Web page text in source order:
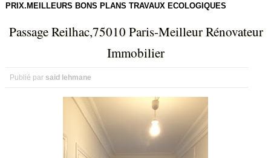
PRIX.MEILLEURS BONS PLANS TRAVAUX ECOLOGIQUES
Passage Reilhac,75010 Paris-Meilleur Rénovateur
Immobilier
Publié par said lehmane